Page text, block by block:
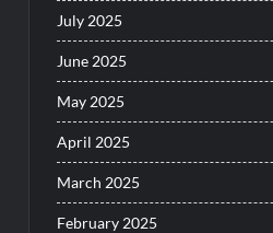
July 2025
June 2025
May 2025
April 2025
March 2025
February 2025